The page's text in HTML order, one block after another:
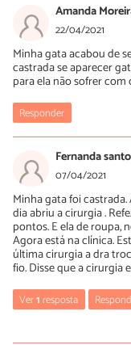
Amanda
22/04/2021
Minha gata acabou de
castrada se aparecer
para ela não sofrer com
Responder
Fernanda
07/04/2021
Minha gata foi
dia abriu a cirurgia .
pontos. E ela de roupa,
Agora está na clínica.
última cirurgia a dra
fio. Disse que a cirurgia
Ver1resposta